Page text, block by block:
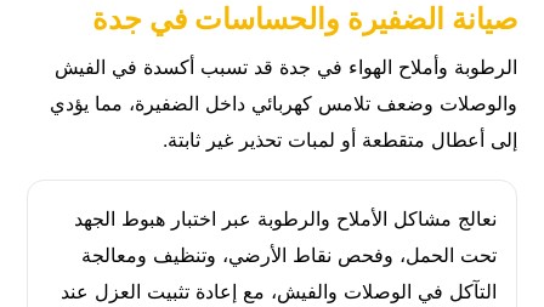
صيانة الضفيرة والحساسات في جدة
الرطوبة وأملاح الهواء في جدة قد تسبب أكسدة في الفيش
والوصلات وضعف تلامس كهربائي داخل الضفيرة، مما يؤدي
إلى أعطال متقطعة أو لمبات تحذير غير ثابتة.
نعالج مشاكل الأملاح والرطوبة عبر اختبار هبوط الجهد
تحت الحمل، وفحص نقاط الأرضي، وتنظيف ومعالجة
التآكل في الوصلات والفيش، مع إعادة تثبيت العزل عند